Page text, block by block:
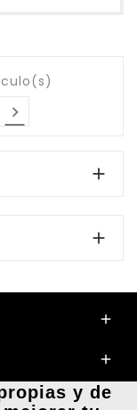






y de